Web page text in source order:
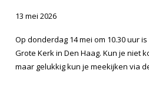
13 mei 2026
Op donderdag 14 mei om 10.30 uur
Grote Kerk in Den Haag. Kun je niet
maar gelukkig kun je meekijken via